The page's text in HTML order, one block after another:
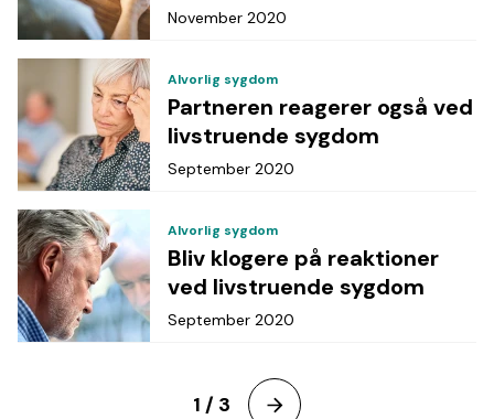
November 2020
Alvorlig sygdom
Partneren reagerer også ved
livstruende sygdom
September 2020
Alvorlig sygdom
Bliv klogere på reaktioner
ved livstruende sygdom
September 2020
1 / 3